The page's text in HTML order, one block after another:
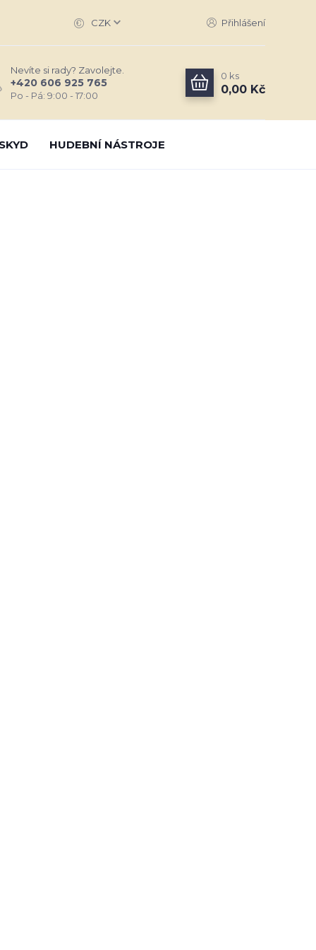
CZK Přihlášení
Nevíte si rady? Zavolejte.
+420 606 925 765
Po - Pá: 9:00 - 17:00
0 ks
0,00 Kč
HUDEBNÍ NÁSTROJE